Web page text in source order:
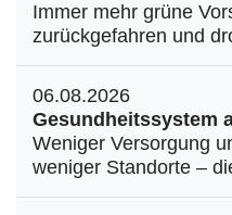
Immer mehr grüne
zurückgefahren und
06.08.2026
Gesundheitssystem
Weniger Versorgung
weniger Standorte –